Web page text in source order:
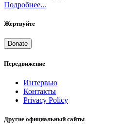
Подробнее...
Жертвуйте
Donate
Передвижение
Интервью
Контакты
Privacy Policy
Другие официальный сайты